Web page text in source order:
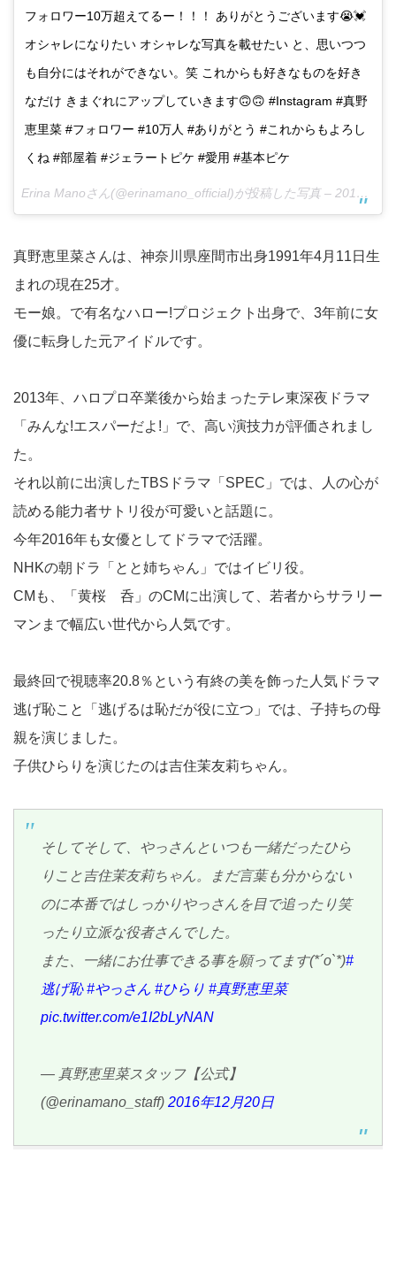
フォロワー10万超えてるー！！！ ありがとうございます😭💓
オシャレになりたい オシャレな写真を載せたい と、思いつつ
も自分にはそれができない。笑 これからも好きなものを好き
なだけ きまぐれにアップしていきます🙃🙃 #Instagram #真野
恵里菜 #フォロワー #10万人 #ありがとう #これからもよろし
くね #部屋着 #ジェラートピケ #愛用 #基本ピケ
Erina Manoさん(@erinamano_official)が投稿した写真 – 2016 12月 15 3:56午前 PST
真野恵里菜さんは、神奈川県座間市出身1991年4月11日生
まれの現在25才。
モー娘。で有名なハロー!プロジェクト出身で、3年前に女
優に転身した元アイドルです。
2013年、ハロプロ卒業後から始まったテレ東深夜ドラマ
「みんな!エスパーだよ!」で、高い演技力が評価されまし
た。
それ以前に出演したTBSドラマ「SPEC」では、人の心が
読める能力者サトリ役が可愛いと話題に。
今年2016年も女優としてドラマで活躍。
NHKの朝ドラ「とと姉ちゃん」ではイビリ役。
CMも、「黄桜 呑」のCMに出演して、若者からサラリー
マンまで幅広い世代から人気です。
最終回で視聴率20.8％という有終の美を飾った人気ドラマ
逃げ恥こと「逃げるは恥だが役に立つ」では、子持ちの母
親を演じました。
子供ひらりを演じたのは吉住茉友莉ちゃん。
そしてそして、やっさんといつも一緒だったひら
りこと吉住茉友莉ちゃん。まだ言葉も分からない
のに本番ではしっかりやっさんを目で追ったり笑
ったり立派な役者さんでした。
また、一緒にお仕事できる事を願ってます(*´o`*)#
逃げ恥 #やっさん #ひらり #真野恵里菜
pic.twitter.com/e1I2bLyNAN
— 真野恵里菜スタッフ【公式】
(@erinamano_staff) 2016年12月20日